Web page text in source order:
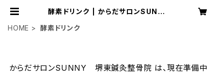
酵素ドリンク | からだサロンSUNNY
HOME
酵素ドリンク
からだサロンSUNNY 堺東鍼灸整骨院 は、現在準備中